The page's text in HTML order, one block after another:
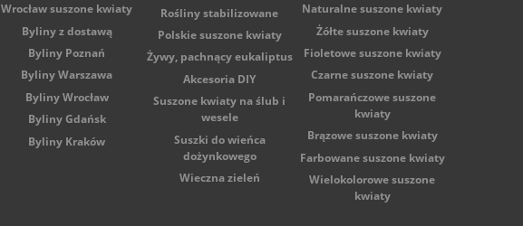
Wrocław suszone kwiaty
Byliny z dostawą
Byliny Poznań
Byliny Warszawa
Byliny Wrocław
Byliny Gdańsk
Byliny Kraków
Rośliny stabilizowane
Polskie suszone kwiaty
Żywy, pachnący eukaliptus
Akcesoria DIY
Suszone kwiaty na ślub i
wesele
Suszki do wieńca
dożynkowego
Wieczna zieleń
Naturalne suszone kwiaty
Żółte suszone kwiaty
Fioletowe suszone kwiaty
Czarne suszone kwiaty
Pomarańczowe suszone
kwiaty
Brązowe suszone kwiaty
Farbowane suszone kwiaty
Wielokolorowe suszone
kwiaty